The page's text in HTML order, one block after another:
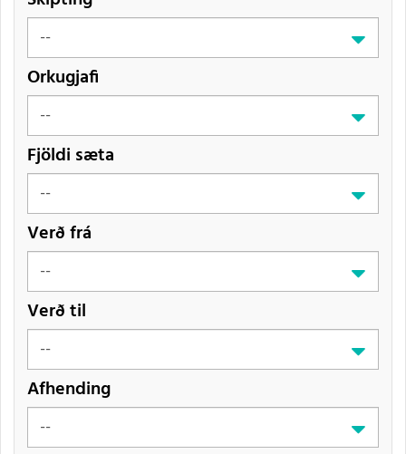
Orkugjafi
Fjöldi sæta
Verð frá
Verð til
Afhending